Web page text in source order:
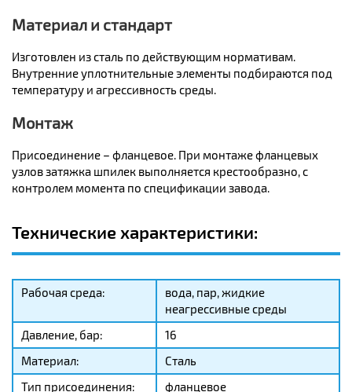
Материал и стандарт
Изготовлен из сталь по действующим нормативам.
Внутренние уплотнительные элементы подбираются под
температуру и агрессивность среды.
Монтаж
Присоединение – фланцевое. При монтаже фланцевых
узлов затяжка шпилек выполняется крестообразно, с
контролем момента по спецификации завода.
Технические характеристики:
Рабочая среда:
вода, пар, жидкие
неагрессивные среды
Давление, бар:
16
Материал:
Сталь
Тип присоединения:
фланцевое